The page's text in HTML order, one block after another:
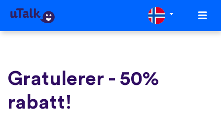
Gratulerer - 50%
rabatt!